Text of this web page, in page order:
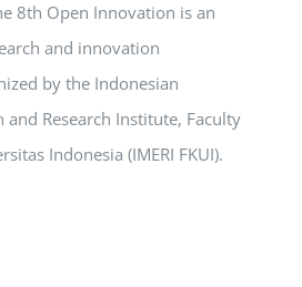
8th Open Innovation is an
and innovation
by the Indonesian
and Research Institute, Faculty
Indonesia (IMERI FKUI).